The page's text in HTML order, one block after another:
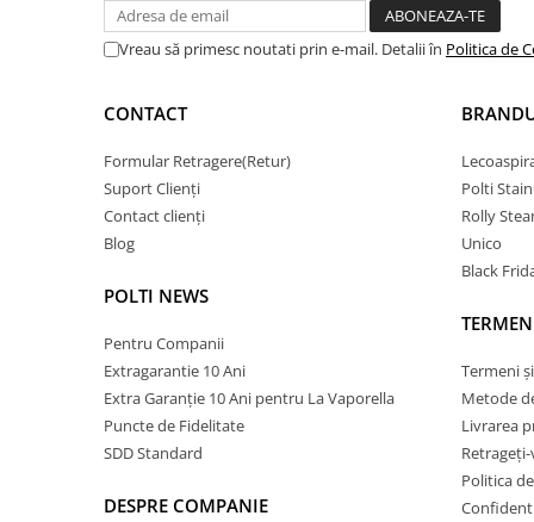
Vreau să primesc noutati prin e-mail. Detalii în Politica de
CONTACT
Formular Retragere(Retur)
Suport Clienți
Contact clienți
Blog
POLTI NEWS
Pentru Companii
Extragarantie 10 Ani
Extra Garanție 10 Ani pentru La Vaporella
Puncte de Fidelitate
SDD Standard
DESPRE COMPANIE
Polti
Rolly
Unico
Black
Termeni
Metode
Livrarea
Politica